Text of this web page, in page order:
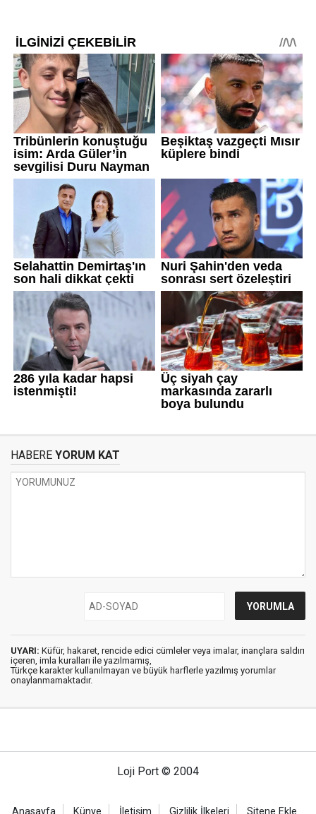
HABERE YORUM KAT
UYARI: Küfür, hakaret, rencide edici cümleler veya imalar, inançlara saldırı
içeren, imla kuralları ile yazılmamış,
Türkçe karakter kullanılmayan ve büyük harflerle yazılmış yorumlar
onaylanmamaktadır.
Loji Port © 2004